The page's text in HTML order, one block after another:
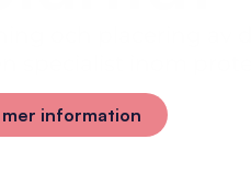
mer information